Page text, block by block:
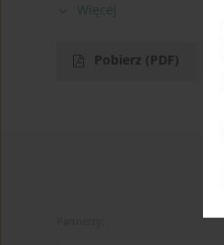
Więcej
Pobierz (PDF)